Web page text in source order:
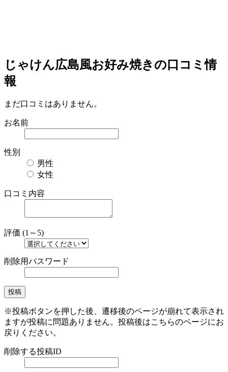
じゃけん広島風お好み焼きの口コミ情
報
まだ口コミはありません。
お名前
性別
男性
女性
口コミ内容
評価 (1～5)
削除用パスワード
※投稿ボタンを押した後、遷移後のページが崩れて表示され
ますが投稿に問題ありません。投稿後はこちらのページにお
戻りください。
削除する投稿ID